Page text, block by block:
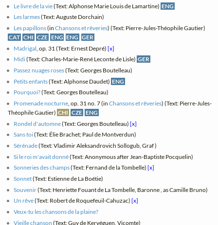
Le livre de la vie(Text: Alphonse Marie Louis de Lamartine) ENG
Les larmes(Text: Auguste Dorchain)
Les papillons(inChansons et rêveries) (Text: Pierre-Jules-Théophile Gautier)
CAT CHI CZE ENG ENG GER
Madrigal , op. 31 (Text: Ernest Depré)[x]
Midi(Text: Charles-Marie-René Leconte de Lisle) GER
Passez nuages roses(Text: Georges Boutelleau)
Petits enfants(Text: Alphonse Daudet) ENG
Pourquoi?(Text: Georges Boutelleau)
Promenade nocturne , op. 31 no. 7 (inChansons et rêveries) (Text: Pierre-Jules-
Théophile Gautier) CHI CZE ENG
Rondel d'automne(Text: Georges Boutelleau)[x]
Sans toi(Text: Élie Brachet; Paul de Montverdun)
Sérénade(Text: Vladimir Aleksandrovich Sollogub, Graf )
Si le roi m'avait donné(Text: Anonymous after Jean-Baptiste Pocquelin)
Sonneries des champs(Text: Fernand de la Tombelle)[x]
Sonnet(Text: Estienne de La Boétie)
Souvenir(Text: Henriette Fouant de La Tombelle, Baronne , as Camille Bruno)
Un rêve(Text: Robert de Roquefeuil-Cahuzac)[x]
Veux-tu les chansons de la plaine?
Vieille chanson (Text: Guy de Kervéguen, Vicomte)